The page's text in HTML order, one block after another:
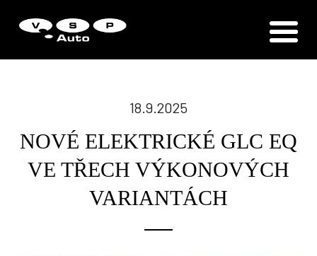
18.9.2025
NOVÉ ELEKTRICKÉ GLC EQ
VE TŘECH VÝKONOVÝCH
VARIANTÁCH
Zákaznická podpora
Vítejte u VSP Auto s.r.o.